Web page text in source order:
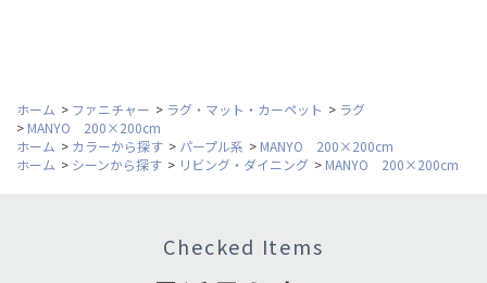
ホーム > ファニチャー > ラグ・マット・カーペット > ラグ
> MANYO 200×200cm
ホーム > カラーから探す > パープル系 > MANYO 200×200cm
ホーム > シーンから探す > リビング・ダイニング > MANYO 200×200cm
Checked Items